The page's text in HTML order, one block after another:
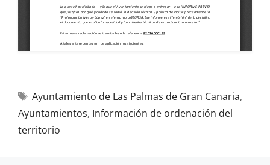
Ayuntamiento de Las Palmas de Gran Canaria,
Ayuntamientos, Información de ordenación del
territorio